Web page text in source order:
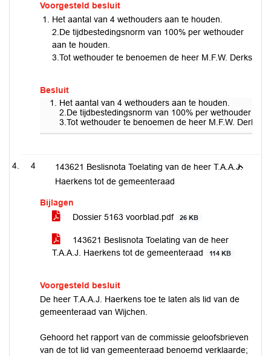
Voorgesteld besluit
Het aantal van 4 wethouders aan te houden.
2.De tijdbestedingsnorm van 100% per wethouder
aan te houden.
3.Tot wethouder te benoemen de heer M.F.W. Derks
Besluit
Het aantal van 4 wethouders aan te houden.
2.De tijdbestedingsnorm van 100% per wethouder aan
3.Tot wethouder te benoemen de heer M.F.W. Derks
4
143621 Beslisnota Toelating van de heer T.A.A.J.
Haerkens tot de gemeenteraad
Bijlagen
Dossier 5163 voorblad.pdf
26 KB
143621 Beslisnota Toelating van de heer
T.A.A.J. Haerkens tot de gemeenteraad
114 KB
Voorgesteld besluit
De heer T.A.A.J. Haerkens toe te laten als lid van de
gemeenteraad van Wijchen.
Gehoord het rapport van de commissie geloofsbrieven
van de tot lid van gemeenteraad benoemd verklaarde;